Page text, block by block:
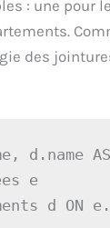
: une pour
des
d.name
e
d ON